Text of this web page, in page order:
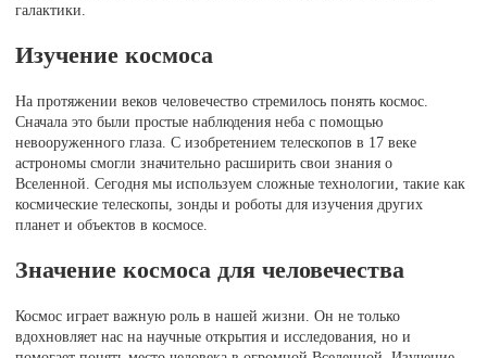
галактики.
Изучение космоса
На протяжении веков человечество стремилось понять космос.
Сначала это были простые наблюдения неба с помощью
невооруженного глаза. С изобретением телескопов в 17 веке
астрономы смогли значительно расширить свои знания о
Вселенной. Сегодня мы используем сложные технологии, такие как
космические телескопы, зонды и роботы для изучения других
планет и объектов в космосе.
Значение космоса для человечества
Космос играет важную роль в нашей жизни. Он не только
вдохновляет нас на научные открытия и исследования, но и